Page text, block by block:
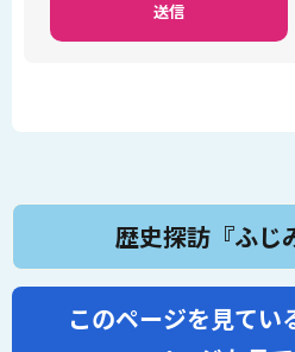
歴史探訪『ふじ
このページを見てい